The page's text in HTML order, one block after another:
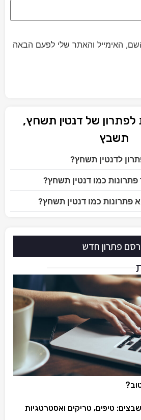
האימייל והאתר שלי לפעם הבאה
לפתרון של דנטין תשחץ,
תשבץ
לדנטין תשחץ?
פתרונות כמו דנטין תשחץ?
פתרונות כמו דנטין תשחץ?
פתרון חדש
טיפים, טריקים ואסטרטגיות